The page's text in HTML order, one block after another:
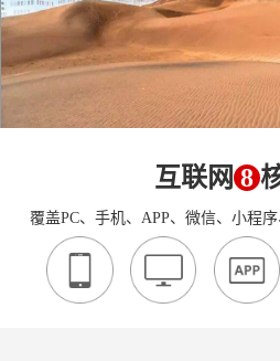
互联网 8
覆盖PC、手机、APP、微信、小程